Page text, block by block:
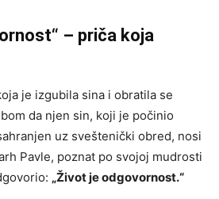
– priča koja
je izgubila sina i obratila se
da njen sin, koji je počinio
uz sveštenički obred, nosi
Pavle, poznat po svojoj mudrosti
„Život je odgovornost.“